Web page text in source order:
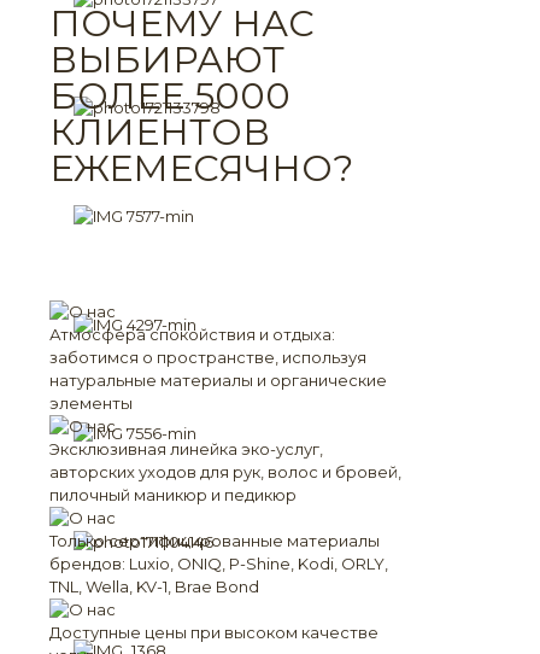
ПОЧЕМУ НАС
ВЫБИРАЮТ
БОЛЕЕ 5000
КЛИЕНТОВ
ЕЖЕМЕСЯЧНО?
Атмосфера спокойствия и отдыха:
заботимся о пространстве, используя
натуральные материалы и органические
элементы
Эксклюзивная линейка эко-услуг,
авторских уходов для рук, волос и бровей,
пилочный маникюр и педикюр
Только сертифицированные материалы
брендов: Luxio, ONIQ, P-Shine, Kodi, ORLY,
TNL, Wella, KV-1, Brae Bond
Доступные цены при высоком качестве